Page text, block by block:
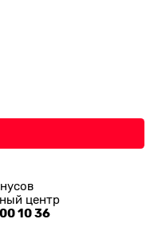
центр
10 36